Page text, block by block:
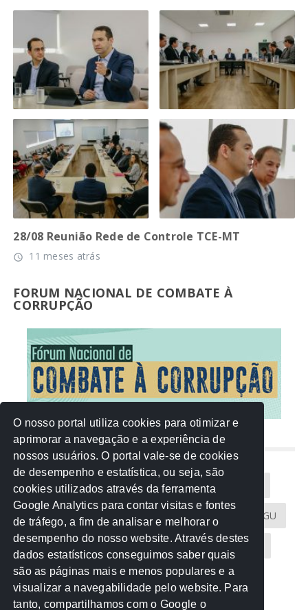
28/08 Reunião Rede de Controle TCE-MT
access_time 11 meses atrás
FORUM NACIONAL DE COMBATE À
CORRUPÇÃO
NUVEM DE TAGS
Acontece na Rede AGU AMM
Atricon Audicom CAU-MT CGU
CREA-MT Eventos MPC-MT MPE-MT
MPF Notícias PF PGE-MT PGR
Receita Federal Sem categoria
O nosso portal utiliza cookies para otimizar e
aprimorar a navegação e a experiência de
nossos usuários. O portal vale-se de cookies
de desempenho e estatística, ou seja, são
cookies utilizados através da ferramenta
Google Analytics para contar visitas e fontes
de tráfego, a fim de analisar e melhorar o
desempenho do nosso website. Através destes
dados estatísticos conseguimos saber quais
são as páginas mais e menos populares e a
visualizar a navegabilidade pelo website. Para
tanto, compartilhamos com o Google o